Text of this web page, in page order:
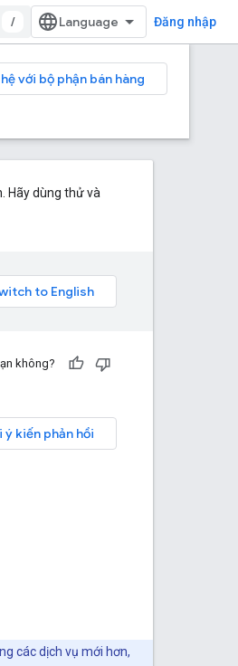
/ Đăng nhập
với bộ phận bán hàng
Hãy dùng thử và
không?
ý kiến phản hồi
các dịch vụ mới hơn,